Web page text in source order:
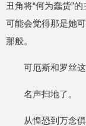
丑角将“何为蠢货”
可能会觉得那是她
那般。
可厄斯和罗丝
名声扫地了。
从惶恐到万念